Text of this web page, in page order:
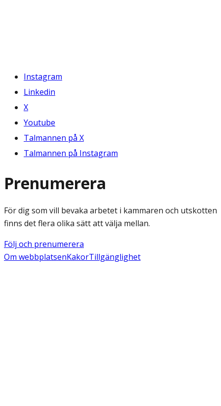
Instagram
Linkedin
X
Youtube
Talmannen på X
Talmannen på Instagram
Prenumerera
För dig som vill bevaka arbetet i kammaren och utskotten
finns det flera olika sätt att välja mellan.
Följ och prenumerera
Om webbplatsenKakorTillgänglighet